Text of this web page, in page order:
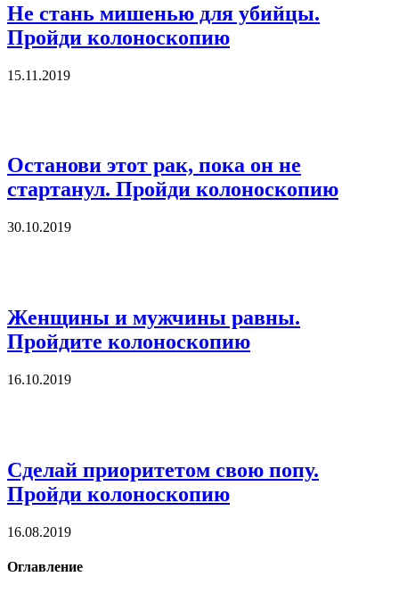
Не стань мишенью для убийцы.
Пройди колоноскопию
15.11.2019
Останови этот рак, пока он не
стартанул. Пройди колоноскопию
30.10.2019
Женщины и мужчины равны.
Пройдите колоноскопию
16.10.2019
Сделай приоритетом свою попу.
Пройди колоноскопию
16.08.2019
Оглавление